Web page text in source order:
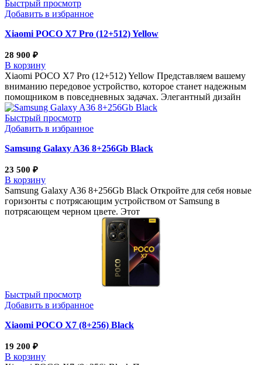
Быстрый просмотр
Добавить в избранное
Xiaomi POCO X7 Pro (12+512) Yellow
28 900 ₽
В корзину
Xiaomi POCO X7 Pro (12+512) Yellow Представляем вашему
вниманию передовое устройство, которое станет надежным
помощником в повседневных задачах. Элегантный дизайн
Быстрый просмотр
Добавить в избранное
Samsung Galaxy A36 8+256Gb Black
23 500 ₽
В корзину
Samsung Galaxy A36 8+256Gb Black Откройте для себя новые
горизонты с потрясающим устройством от Samsung в
потрясающем черном цвете. Этот
Быстрый просмотр
Добавить в избранное
Xiaomi POCO X7 (8+256) Black
19 200 ₽
В корзину